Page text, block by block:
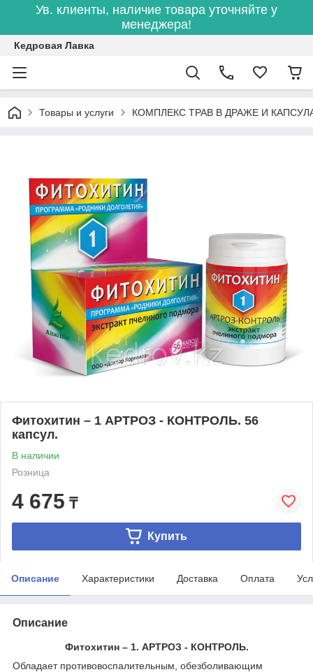
Ув. клиенты, наличие товара уточняйте у
менеджера!
Кедровая Лавка
Товары и услуги КОМПЛЕКС ТРАВ В ДРАЖЕ И
Фитохитин – 1 АРТРОЗ - КОНТРОЛЬ. 56
капсул.
В наличии
Розница
4 675 ₸
Купить
Описание Характеристики Доставка Оплата
Описание
Фитохитин – 1. АРТРОЗ - КОНТРОЛЬ.
Обладает противовоспалительным, обезболивающим